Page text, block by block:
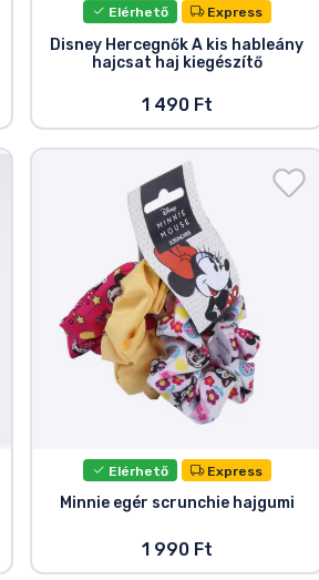
Elérhető Express
Disney Hercegnők A kis hableány
hajcsat haj kiegészítő
1 490 Ft
Elérhető Express
Minnie egér scrunchie hajgumi
1 990 Ft